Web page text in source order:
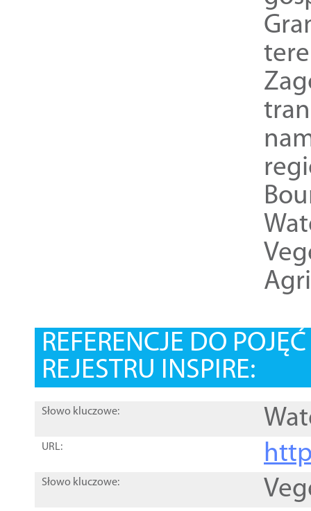
REFERENCJE DO
REJESTRU INSPIRE:
Słowo kluczowe:
URL:
Słowo kluczowe: